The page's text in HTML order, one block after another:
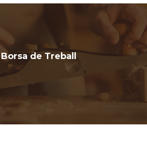
Borsa de Treball